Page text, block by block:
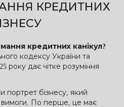
КРЕДИТНИХ
кредитних канікул?
кодексу України та
року дає чітке розуміння
бізнесу, який
вимоги. По перше, це має